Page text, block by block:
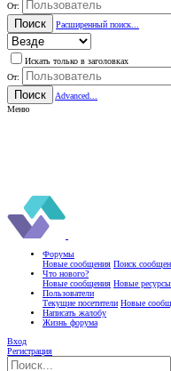
От:
Поиск Расширенный поиск...
Искать только в заголовках
От:
Поиск
Advanced...
Меню
Форумы
Новые сообщения Поиск
Что нового?
Новые сообщения Новые ресурсы
Пользователи
Текущие посетители Новые
Написать жалобу
Жизнь форума
Вход
Регистрация